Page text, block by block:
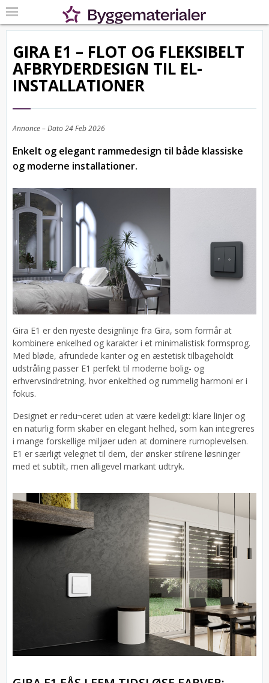
GIRA E1 – FLOT OG FLEKSIBELT
AFBRYDERDESIGN TIL EL-
INSTALLATIONER
Annonce – Dato24 Feb 2026
Enkelt og elegant rammedesign til både klassiske
og moderne installationer.
Gira E1 er den nyeste designlinje fra Gira, som formår at
kombinere enkelhed og karakter i et minimalistisk formsprog.
Med bløde, afrundede kanter og en æstetisk tilbageholdt
udstråling passer E1 perfekt til moderne bolig- og
erhvervsindretning, hvor enkelthed og rummelig harmoni er i
fokus.
Designet er redu¬ceret uden at være kedeligt: klare linjer og
en naturlig form skaber en elegant helhed, som kan integreres
i mange forskellige miljøer uden at dominere rumoplevelsen.
E1 er særligt velegnet til dem, der ønsker stilrene løsninger
med et subtilt, men alligevel markant udtryk.